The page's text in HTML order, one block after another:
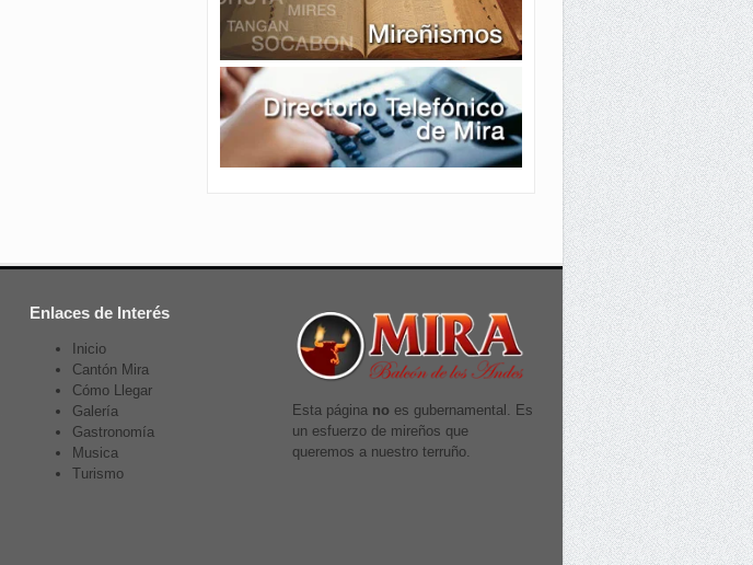
Enlaces de Interés
Inicio
Cantón Mira
Cómo Llegar
Galería
Gastronomía
Musica
Turismo
Esta página no es gubernamental. Es
un esfuerzo de mireños que
queremos a nuestro terruño.